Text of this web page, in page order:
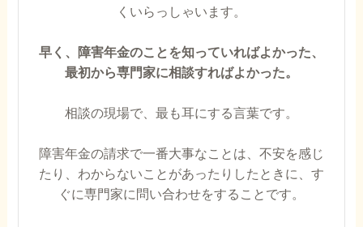
くいらっしゃいます。
早く、障害年金のことを知っていればよかった、
最初から専門家に相談すればよかった。
相談の現場で、最も耳にする言葉です。
障害年金の請求で一番大事なことは、不安を感じ
たり、わからないことがあったりしたときに、す
ぐに専門家に問い合わせをすることです。